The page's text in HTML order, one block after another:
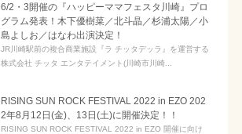
6/2・3開催の『ハッピーママフェスタ川崎』プロ
グラム発表！木下優樹菜／北斗晶／杉浦太陽／小
島よしお／はなわ出演決定！
JR川崎駅前の複合商業施設『ラ チッタデッラ』を運営する
株式会社 チッタ エンタテイメント(川崎市川崎...
RISING SUN ROCK FESTIVAL 2022 in EZO 202
2年8月12日(金)、13日(土)に開催決定！！
RISING SUN ROCK FESTIVAL 2022 in EZO 開催に向け